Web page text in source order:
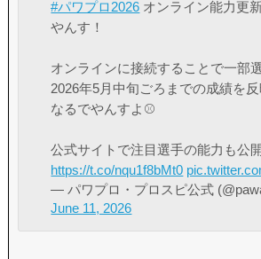
#パワプロ2026 オンライン能力更
やんす！
オンラインに接続することで一部
2026年5月中旬ごろまでの成績を
なるでやんすよ⚾
公式サイトで注目選手の能力も公
https://t.co/nqu1f8bMt0
— パワプロ・プロスピ公式
June 11, 2026